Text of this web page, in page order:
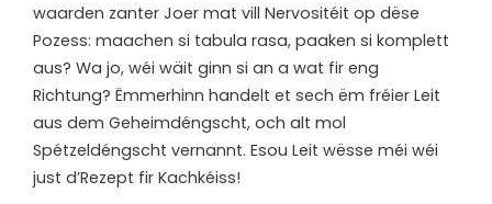
waarden zanter Joer mat vill Nervositéit op dëse
Pozess: maachen si tabula rasa, paaken si komplett
aus? Wa jo, wéi wäit ginn si an a wat fir eng
Richtung? Ëmmerhinn handelt et sech ëm fréier Leit
aus dem Geheimdéngscht, och alt mol
Spétzeldéngscht vernannt. Esou Leit wësse méi wéi
just d’Rezept fir Kachkéiss!